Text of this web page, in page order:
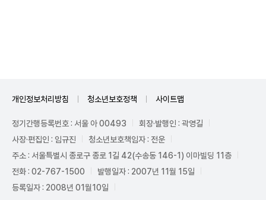
개인정보처리방침 청소년보호정책 사이트맵
정기간행등록번호 : 서울 아 00493
회장·발행인 : 곽영길
사장·편집인 : 임규진
청소년보호책임자 : 전운
주소 : 서울특별시 종로구 종로 1길 42(수송동 146-1) 이마빌딩 11층
전화 : 02-767-1500
발행일자 : 2007년 11월 15일
등록일자 : 2008년 01월10일